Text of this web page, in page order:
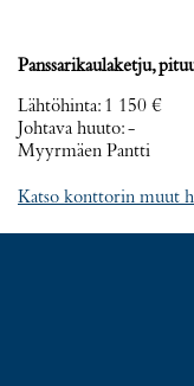
Panssarikaulaketju,
Lähtöhinta: 1 150 €
Johtava huuto:-
Myyrmäen Pantti
Katso konttorin muut